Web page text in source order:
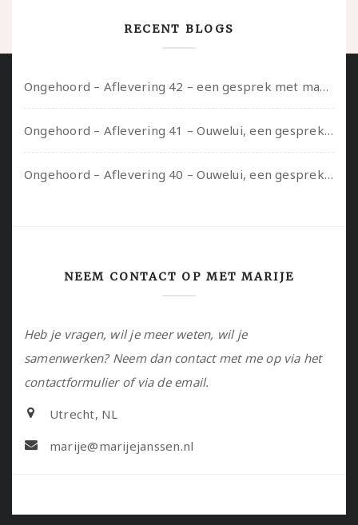
RECENT BLOGS
Ongehoord – Aflevering 42 – een gesprek met marijn over seksueel opbloeien, het ouderschap uitvinden en verschillende leeftijden in je mee dragen
Ongehoord – Aflevering 41 – Ouwelui, een gesprek met Marcelle over polyamorie op latere leeftijd, (mantel)zorg voor je partners en seksueel plezier.
Ongehoord – Aflevering 40 – Ouwelui, een gesprek met Sadie Lune over vormende relaties en de geschiedenis van de queer pornobeweging
NEEM CONTACT OP MET MARIJE
Heb je vragen, wil je meer weten, wil je
samenwerken? Neem dan contact met me op via het
contactformulier of via de email.
Utrecht, NL
marije@marijejanssen.nl